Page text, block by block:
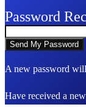
Password
A new password
Have received a